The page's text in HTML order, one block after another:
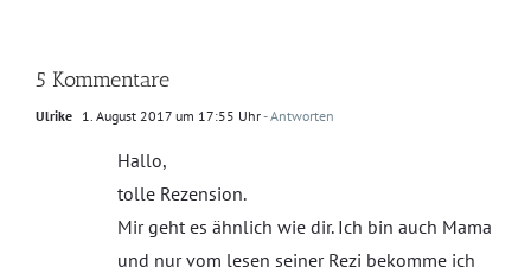
5 Kommentare
Ulrike 1. August 2017 um 17:55 Uhr- Antworten
Hallo,
tolle Rezension.
Mir geht es ähnlich wie dir. Ich bin auch Mama
und nur vom lesen seiner Rezi bekomme ich